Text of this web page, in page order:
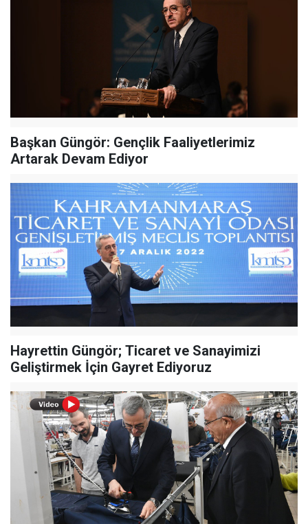
Başkan Güngör: Gençlik Faaliyetlerimiz
Artarak Devam Ediyor
Hayrettin Güngör; Ticaret ve Sanayimizi
Geliştirmek İçin Gayret Ediyoruz